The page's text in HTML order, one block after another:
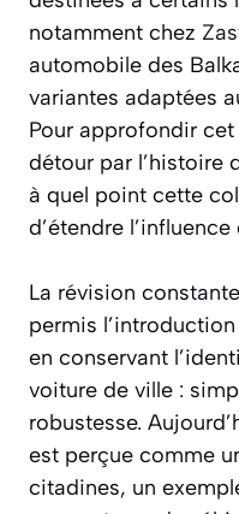
notamment chez
automobile des
variantes adaptées
Pour approfondir
détour par l’histoire
à quel point cette
d’étendre l’influence
La révision
permis
en conservant
voiture de ville :
robustesse.
est perçue comme
citadines, un